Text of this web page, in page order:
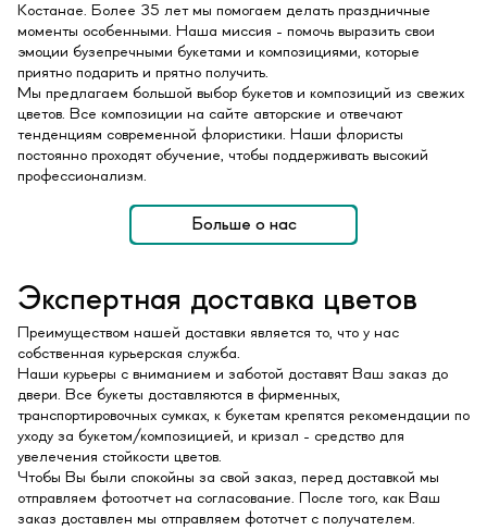
Костанае. Более 35 лет мы помогаем делать праздничные
моменты особенными. Наша миссия - помочь выразить свои
эмоции бузепречными букетами и композициями, которые
приятно подарить и прятно получить.
Мы предлагаем большой выбор букетов и композиций из свежих
цветов. Все композиции на сайте авторские и отвечают
тенденциям современной флористики. Наши флористы
постоянно проходят обучение, чтобы поддерживать высокий
профессионализм.
Больше о нас
Экспертная доставка цветов
Преимуществом нашей доставки является то, что у нас
собственная курьерская служба.
Наши курьеры с вниманием и заботой доставят Ваш заказ до
двери. Все букеты доставляются в фирменных,
транспортировочных сумках, к букетам крепятся рекомендации по
уходу за букетом/композицией, и кризал - средство для
увелечения стойкости цветов.
Чтобы Вы были спокойны за свой заказ, перед доставкой мы
отправляем фотоотчет на согласование. После того, как Ваш
заказ доставлен мы отправляем фототчет с получателем.